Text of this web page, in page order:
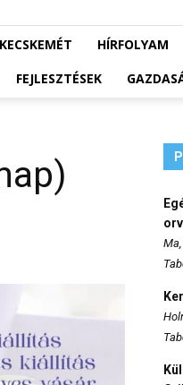
KECSKEMÉT HÍRFOLYAM
FEJLESZTÉSEK